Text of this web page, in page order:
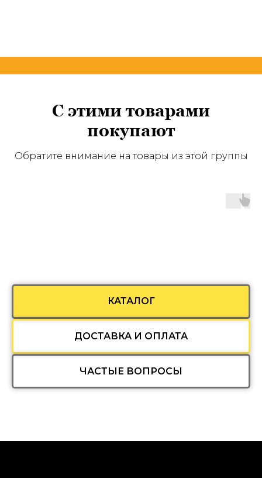
С этими товарами
покупают
Обратите внимание на товары из этой группы
КАТАЛОГ
ДОСТАВКА И ОПЛАТА
ЧАСТЫЕ ВОПРОСЫ